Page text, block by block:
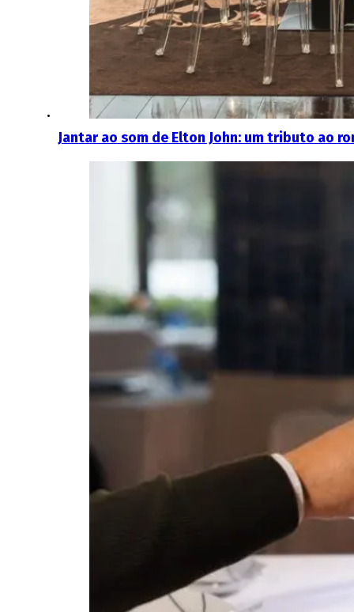
Jantar ao som de Elton John: um tributo ao